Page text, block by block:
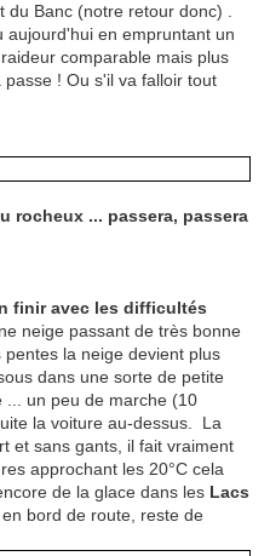
Banc (notre retour donc) .
aujourd'hui en empruntant un
comparable mais plus
! Ou s'il va falloir tout
rocheux ... passera, passera
finir avec les difficultés
neige passant de très bonne
la neige devient plus
dans une sorte de petite
... un peu de marche (10
la voiture au-dessus. La
et sans gants, il fait vraiment
approchant les 20°C cela
de la glace dans les Lacs
en bord de route, reste de